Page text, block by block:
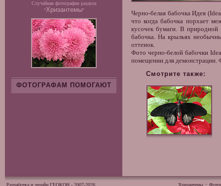
Случайная фотография раздела
"Хризантемы"
ФОТОГРАФАМ ПОМОГАЮТ
Черно-белая бабочкаИдея (Idea
что когда бабочка порхает
кусочек бумаги. В
бабочка. На крыльях
оттенок.
Фото черно-белой бабочки
помещении для демонстрации.
Смотрите также:
Разработка и дизайн ГЕОКОН - 2007-2026
Хризантемы ::